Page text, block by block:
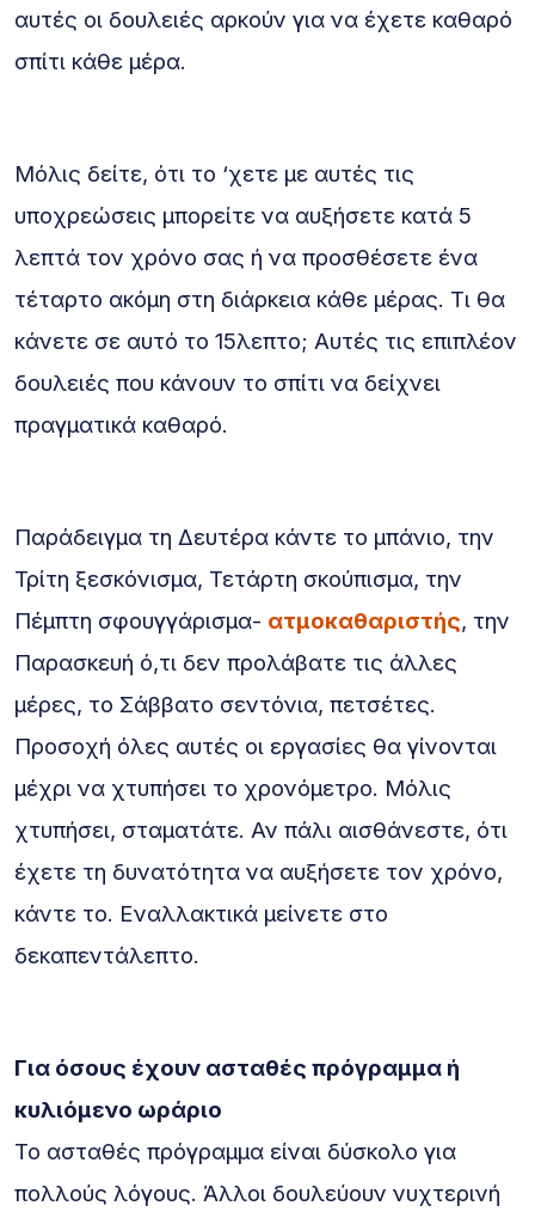
αυτές οι δουλειές αρκούν για να έχετε καθαρό
σπίτι κάθε μέρα.
Μόλις δείτε, ότι το ‘χετε με αυτές τις
υποχρεώσεις μπορείτε να αυξήσετε κατά 5
λεπτά τον χρόνο σας ή να προσθέσετε ένα
τέταρτο ακόμη στη διάρκεια κάθε μέρας. Τι θα
κάνετε σε αυτό το 15λεπτο; Αυτές τις επιπλέον
δουλειές που κάνουν το σπίτι να δείχνει
πραγματικά καθαρό.
Παράδειγμα τη Δευτέρα κάντε το μπάνιο, την
Τρίτη ξεσκόνισμα, Τετάρτη σκούπισμα, την
Πέμπτη σφουγγάρισμα- ατμοκαθαριστής, την
Παρασκευή ό,τι δεν προλάβατε τις άλλες
μέρες, το Σάββατο σεντόνια, πετσέτες.
Προσοχή όλες αυτές οι εργασίες θα γίνονται
μέχρι να χτυπήσει το χρονόμετρο. Μόλις
χτυπήσει, σταματάτε. Αν πάλι αισθάνεστε, ότι
έχετε τη δυνατότητα να αυξήσετε τον χρόνο,
κάντε το. Εναλλακτικά μείνετε στο
δεκαπεντάλεπτο.
Για όσους έχουν ασταθές πρόγραμμα ή
κυλιόμενο ωράριο
Το ασταθές πρόγραμμα είναι δύσκολο για
πολλούς λόγους. Άλλοι δουλεύουν νυχτερινή